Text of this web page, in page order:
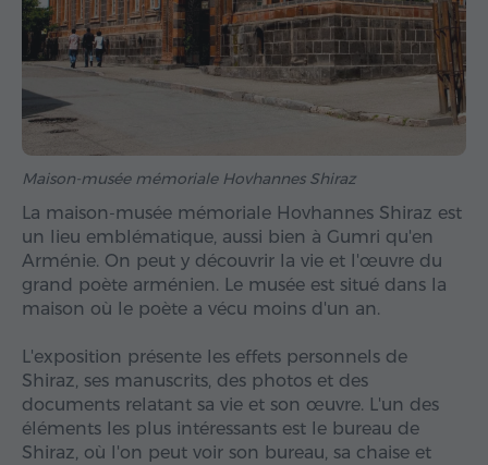
Maison-musée mémoriale Hovhannes Shiraz
La maison-musée mémoriale Hovhannes Shiraz est
un lieu emblématique, aussi bien à Gumri qu'en
Arménie. On peut y découvrir la vie et l'œuvre du
grand poète arménien. Le musée est situé dans la
maison où le poète a vécu moins d'un an.
L'exposition présente les effets personnels de
Shiraz, ses manuscrits, des photos et des
documents relatant sa vie et son œuvre. L'un des
éléments les plus intéressants est le bureau de
Shiraz, où l'on peut voir son bureau, sa chaise et